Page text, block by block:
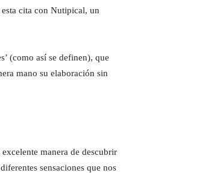
cita con Nutipical, un
(como así se definen), que
mano su elaboración sin
manera de descubrir
sensaciones que nos